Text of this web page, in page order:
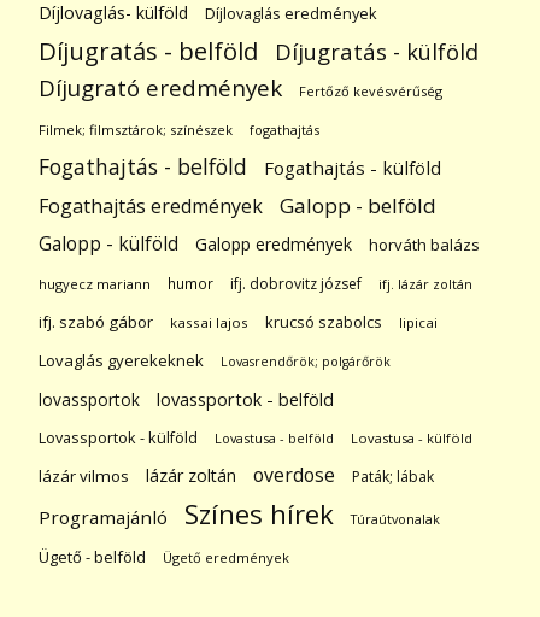
Díjlovaglás- külföld
Díjlovaglás eredmények
Díjugratás - belföld Díjugratás - külföld
Díjugrató eredmények Fertőző kevésvérűség
Filmek; filmsztárok; színészek fogathajtás
Fogathajtás - belföld Fogathajtás - külföld
Fogathajtás eredmények Galopp - belföld
Galopp - külföld Galopp eredmények horváth balázs
hugyecz mariann humor ifj. dobrovitz józsef ifj. lázár zoltán
ifj. szabó gábor kassai lajos krucsó szabolcs lipicai
Lovaglás gyerekeknek Lovasrendőrök; polgárőrök
lovassportok lovassportok - belföld
Lovassportok - külföld Lovastusa - belföld Lovastusa - külföld
lázár vilmos lázár zoltán overdose Paták; lábak
Programajánló Színes hírek Túraútvonalak
Ügető - belföld Ügető eredmények